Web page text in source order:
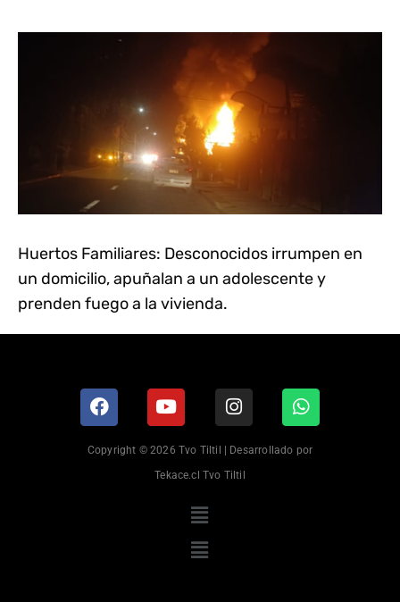
Huertos Familiares: Desconocidos irrumpen en
un domicilio, apuñalan a un adolescente y
prenden fuego a la vivienda.
Copyright © 2026 Tvo Tiltil | Desarrollado por
Tekace.cl Tvo Tiltil